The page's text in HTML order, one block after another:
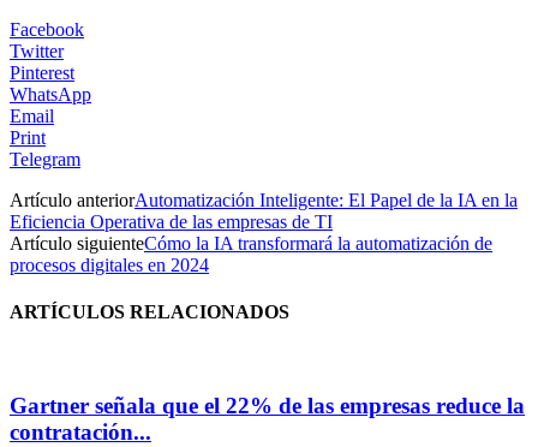
Facebook
Twitter
Pinterest
WhatsApp
Email
Print
Telegram
Artículo anteriorAutomatización Inteligente: El Papel de la IA en la
Eficiencia Operativa de las empresas de TI
Artículo siguienteCómo la IA transformará la automatización de
procesos digitales en 2024
ARTÍCULOS RELACIONADOS
Gartner señala que el 22% de las empresas reduce la
contratación...